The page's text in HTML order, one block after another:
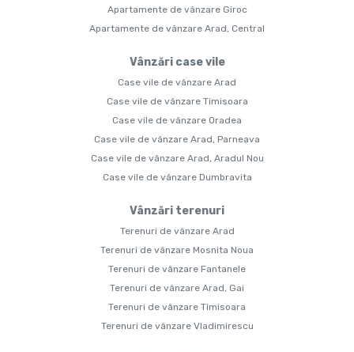
Apartamente de vânzare Giroc
Apartamente de vânzare Arad, Central
Vânzări case vile
Case vile de vânzare Arad
Case vile de vânzare Timisoara
Case vile de vânzare Oradea
Case vile de vânzare Arad, Parneava
Case vile de vânzare Arad, Aradul Nou
Case vile de vânzare Dumbravita
Vânzări terenuri
Terenuri de vânzare Arad
Terenuri de vânzare Mosnita Noua
Terenuri de vânzare Fantanele
Terenuri de vânzare Arad, Gai
Terenuri de vânzare Timisoara
Terenuri de vânzare Vladimirescu